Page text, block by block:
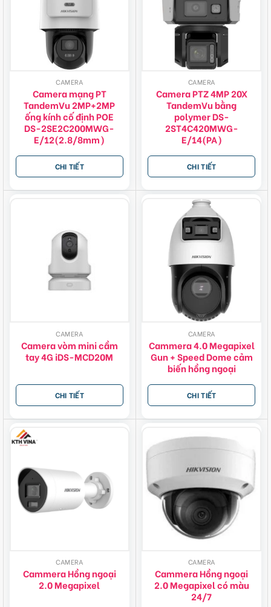
CAMERA
Camera mạng PT
TandemVu 2MP+2MP
ống kính cố định POE
DS-2SE2C200MWG-
E/12(2.8/8mm)
CHI TIẾT
CAMERA
Camera PTZ 4MP 20X
TandemVu bằng
polymer DS-
2ST4C420MWG-
E/14(PA)
CHI TIẾT
CAMERA
Camera vòm mini cầm
tay 4G iDS-MCD20M
CHI TIẾT
CAMERA
Cammera 4.0 Megapixel
Gun + Speed Dome cảm
biến hồng ngoại
CHI TIẾT
CAMERA
Cammera Hồng ngoại
2.0 Megapixel
CAMERA
Cammera Hồng ngoại
2.0 Megapixel có màu
24/7